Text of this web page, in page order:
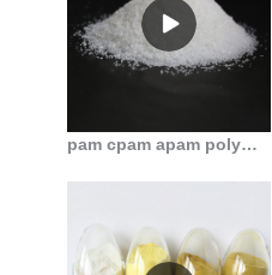
pam cpam apam polyacrylamide anionique à vendre en Algérie